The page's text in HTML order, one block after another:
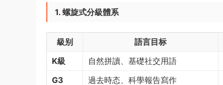
1. 螺旋式分級體系
級别 語言目标
K級
自然拼讀、基礎社交用語
G3
過去時态、科學報告寫作